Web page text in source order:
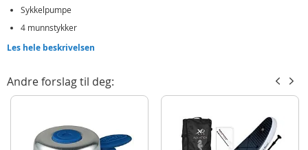
Sykkelpumpe
4 munnstykker
Festeanordning
Mål: 30 cm (L)
Max. trykk: 6,8 bar/100 PSI
Les hele beskrivelsen
Andre forslag til deg: